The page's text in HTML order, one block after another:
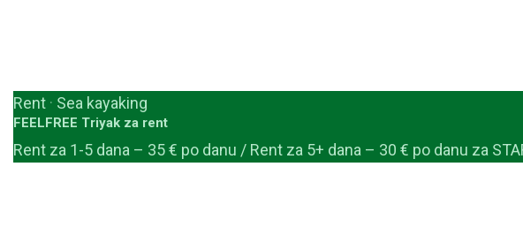
Rent · Sea kayaking
FEELFREE Triyak za rent
Rent za 1-5 dana – 35 € po danu / Rent za 5+ dana – 30 € po danu za